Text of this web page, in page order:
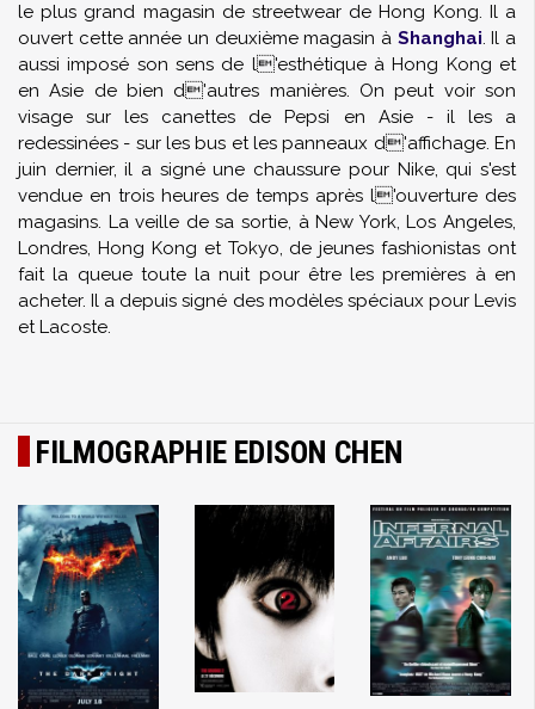
le plus grand magasin de streetwear de Hong Kong. Il a
ouvert cette année un deuxième magasin à Shanghai. Il a
aussi imposé son sens de l'esthétique à Hong Kong et
en Asie de bien d'autres manières. On peut voir son
visage sur les canettes de Pepsi en Asie - il les a
redessinées - sur les bus et les panneaux d'affichage. En
juin dernier, il a signé une chaussure pour Nike, qui s'est
vendue en trois heures de temps après l'ouverture des
magasins. La veille de sa sortie, à New York, Los Angeles,
Londres, Hong Kong et Tokyo, de jeunes fashionistas ont
fait la queue toute la nuit pour être les premières à en
acheter. Il a depuis signé des modèles spéciaux pour Levis
et Lacoste.
FILMOGRAPHIE EDISON CHEN